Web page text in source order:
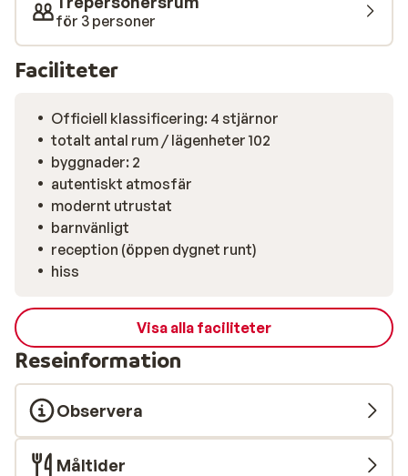
självförsörjande med egenodlade grönsaker.
för 3 personer
Faciliteter
Officiell klassificering: 4 stjärnor
totalt antal rum / lägenheter 102
byggnader: 2
autentiskt atmosfär
modernt utrustat
barnvänligt
reception (öppen dygnet runt)
hiss
Visa alla faciliteter
Reseinformation
Observera
Måltider